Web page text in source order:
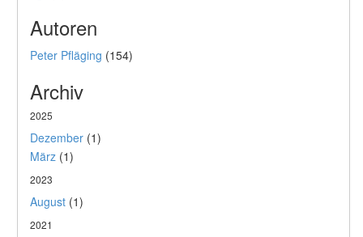
Autoren
Peter Pfläging (154)
Archiv
2025
Dezember (1)
März (1)
2023
August (1)
2021